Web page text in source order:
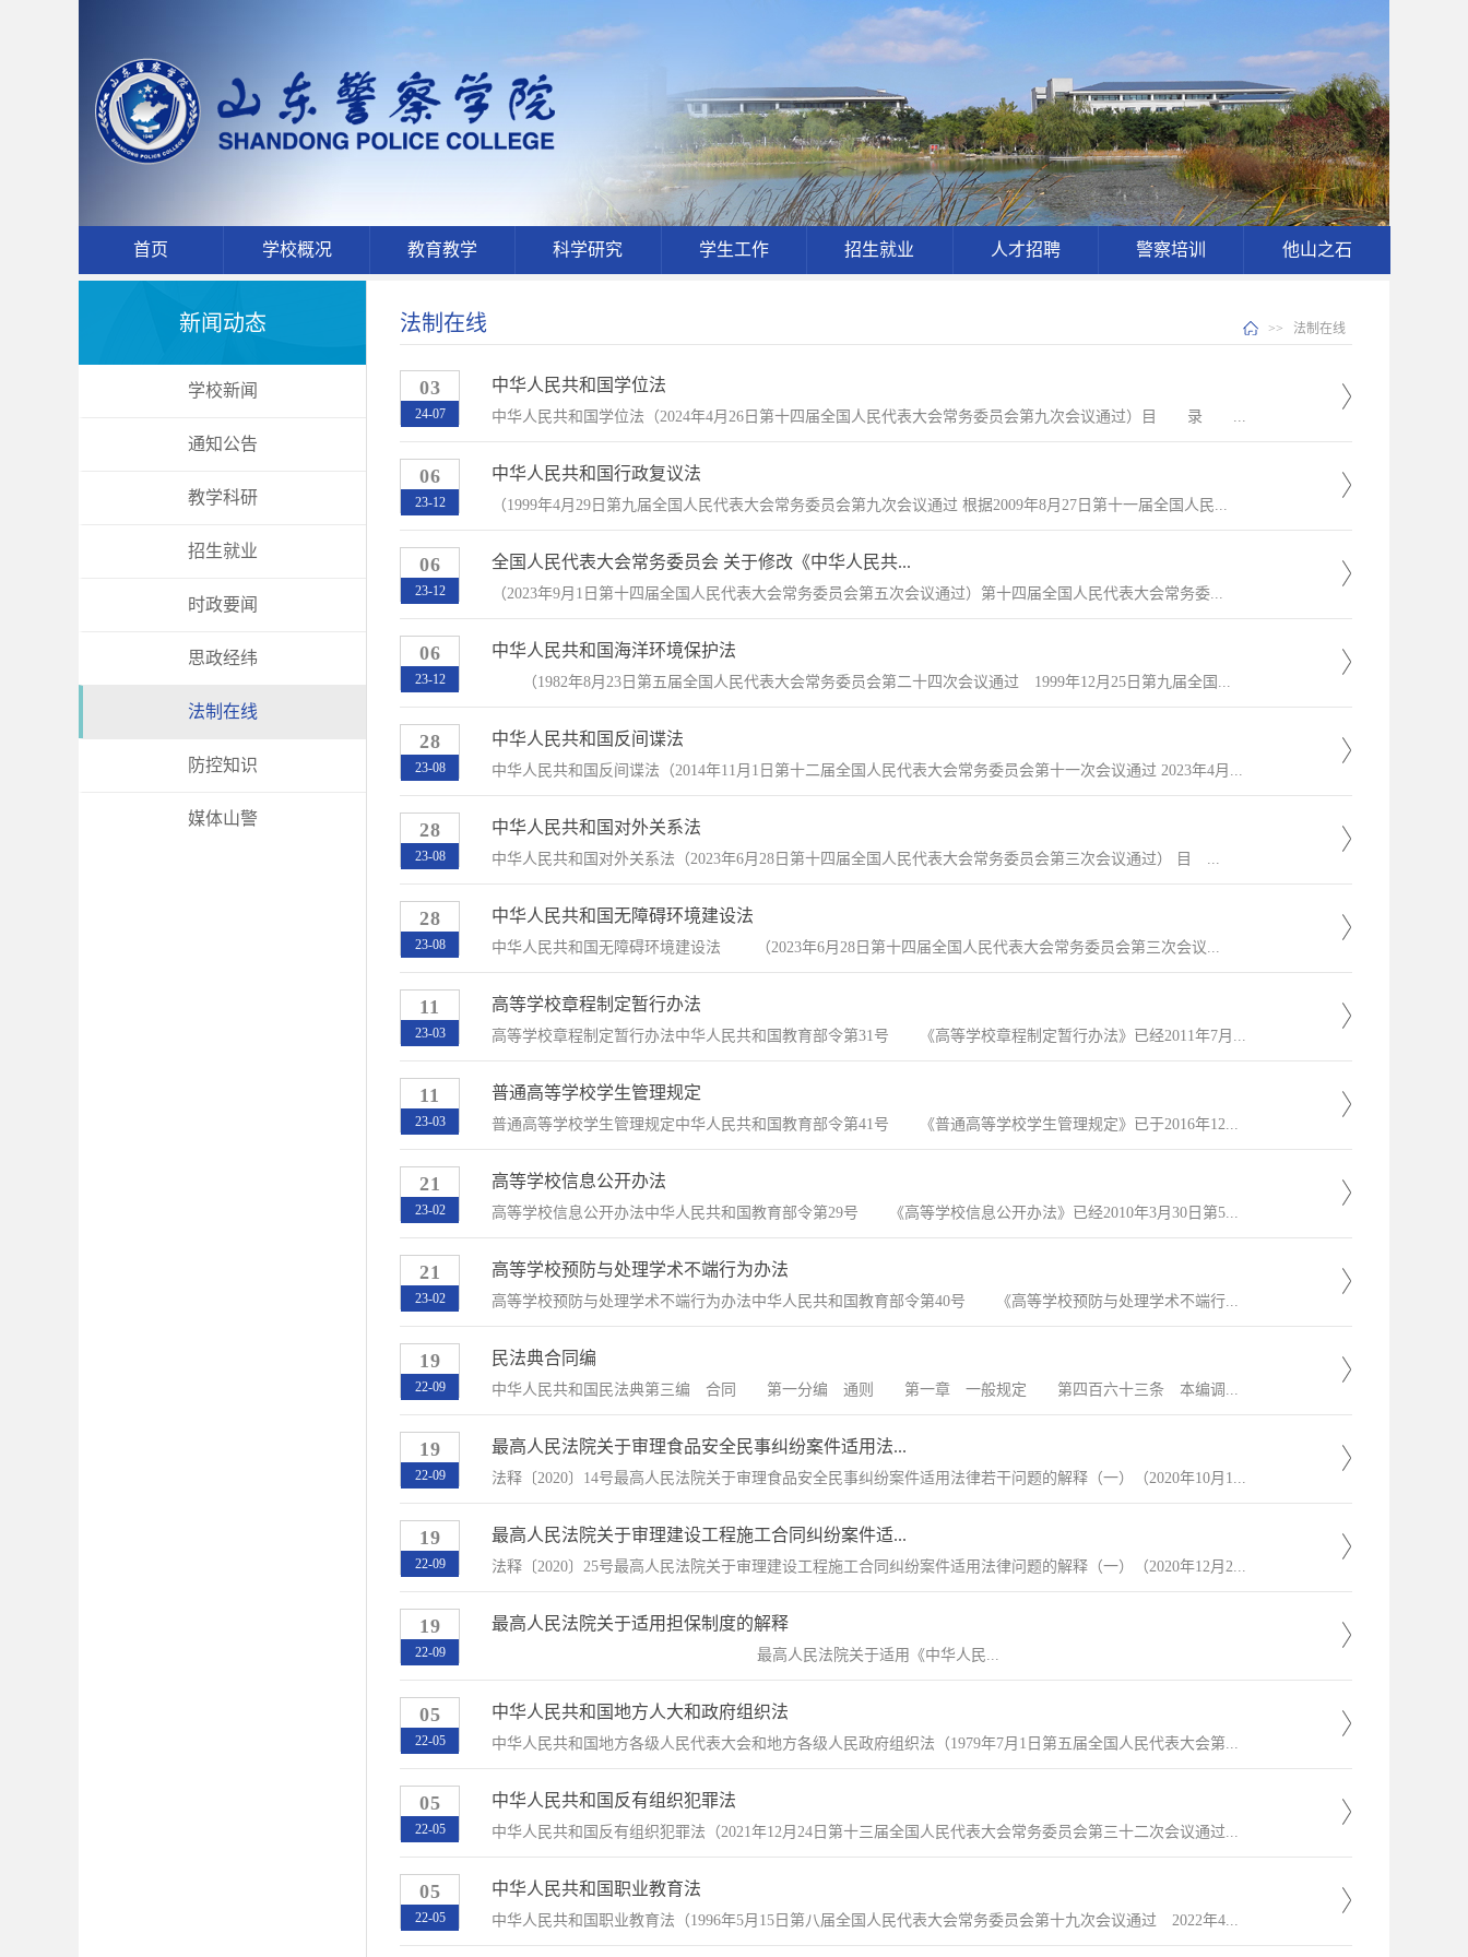
首页 学校概况 教育教学 科学研究 学生工作 招生就业 人才招聘 警察培训 他山之石
新闻动态
学校新闻
通知公告
教学科研
招生就业
时政要闻
思政经纬
法制在线
防控知识
媒体山警
法制在线 >> 法制在线
03
24-07
中华人民共和国学位法
中华人民共和国学位法（2024年4月26日第十四届全国人民代表大会常务委员会第九次会议通过）目 录 ...
06
23-12
中华人民共和国行政复议法
（1999年4月29日第九届全国人民代表大会常务委员会第九次会议通过 根据2009年8月27日第十一届全国人民...
06
23-12
全国人民代表大会常务委员会 关于修改《中华人民共...
​（2023年9月1日第十四届全国人民代表大会常务委员会第五次会议通过）第十四届全国人民代表大会常务委...
06
23-12
中华人民共和国海洋环境保护法
​ （1982年8月23日第五届全国人民代表大会常务委员会第二十四次会议通过 1999年12月25日第九届全国...
28
23-08
中华人民共和国反间谍法
中华人民共和国反间谍法（2014年11月1日第十二届全国人民代表大会常务委员会第十一次会议通过 2023年4月...
28
23-08
中华人民共和国对外关系法
中华人民共和国对外关系法（2023年6月28日第十四届全国人民代表大会常务委员会第三次会议通过） 目 ...
28
23-08
中华人民共和国无障碍环境建设法
中华人民共和国无障碍环境建设法 （2023年6月28日第十四届全国人民代表大会常务委员会第三次会议...
11
23-03
高等学校章程制定暂行办法
高等学校章程制定暂行办法中华人民共和国教育部令第31号 《高等学校章程制定暂行办法》已经2011年7月...
11
23-03
普通高等学校学生管理规定
普通高等学校学生管理规定中华人民共和国教育部令第41号 《普通高等学校学生管理规定》已于2016年12...
21
23-02
高等学校信息公开办法
高等学校信息公开办法中华人民共和国教育部令第29号 《高等学校信息公开办法》已经2010年3月30日第5...
21
23-02
高等学校预防与处理学术不端行为办法
高等学校预防与处理学术不端行为办法中华人民共和国教育部令第40号 《高等学校预防与处理学术不端行...
19
22-09
民法典合同编
中华人民共和国民法典第三编 合同 第一分编 通则 第一章 一般规定 第四百六十三条 本编调...
19
22-09
最高人民法院关于审理食品安全民事纠纷案件适用法...
法释〔2020〕14号最高人民法院关于审理食品安全民事纠纷案件适用法律若干问题的解释（一）（2020年10月1...
19
22-09
最高人民法院关于审理建设工程施工合同纠纷案件适...
法释〔2020〕25号最高人民法院关于审理建设工程施工合同纠纷案件适用法律问题的解释（一）（2020年12月2...
19
22-09
最高人民法院关于适用担保制度的解释
最高人民法院关于适用《中华人民...
05
22-05
中华人民共和国地方人大和政府组织法
中华人民共和国地方各级人民代表大会和地方各级人民政府组织法（1979年7月1日第五届全国人民代表大会第...
05
22-05
中华人民共和国反有组织犯罪法
中华人民共和国反有组织犯罪法（2021年12月24日第十三届全国人民代表大会常务委员会第三十二次会议通过...
05
22-05
中华人民共和国职业教育法
中华人民共和国职业教育法（1996年5月15日第八届全国人民代表大会常务委员会第十九次会议通过 2022年4...